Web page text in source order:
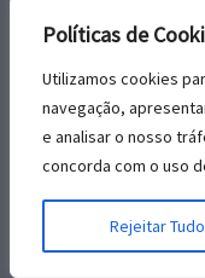
Políticas de
Utilizamos cookies
navegação,
e analisar o nosso
concorda com o uso
Rejeitar Tudo
Telefone:(17)
WhatsApp:+55 (17)
email:
CEP: 15385-044